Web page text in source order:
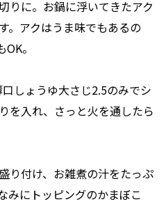
りに。お鍋に浮いてきたアク
。アクはうま味でもあるの
。
しょうゆ大さじ2.5のみでシ
を入れ、さっと火を通したら
り付け、お雑煮の汁をたっぷ
みにトッピングのかまぼこ